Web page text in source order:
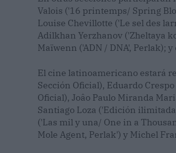
Valois ('16 printemps/ Spring
Louise Chevillotte ('Le sel des
Adilkhan Yerzhanov ('Zheltaya
Maïwenn ('ADN / DNA', Perlak);
El cine latinoamericano estará
Sección Oficial), Eduardo
Oficial), Joâo Paulo Miranda
Santiago Loza ('Edición
('Las mil y una/ One in a
Mole Agent, Perlak') y Michel